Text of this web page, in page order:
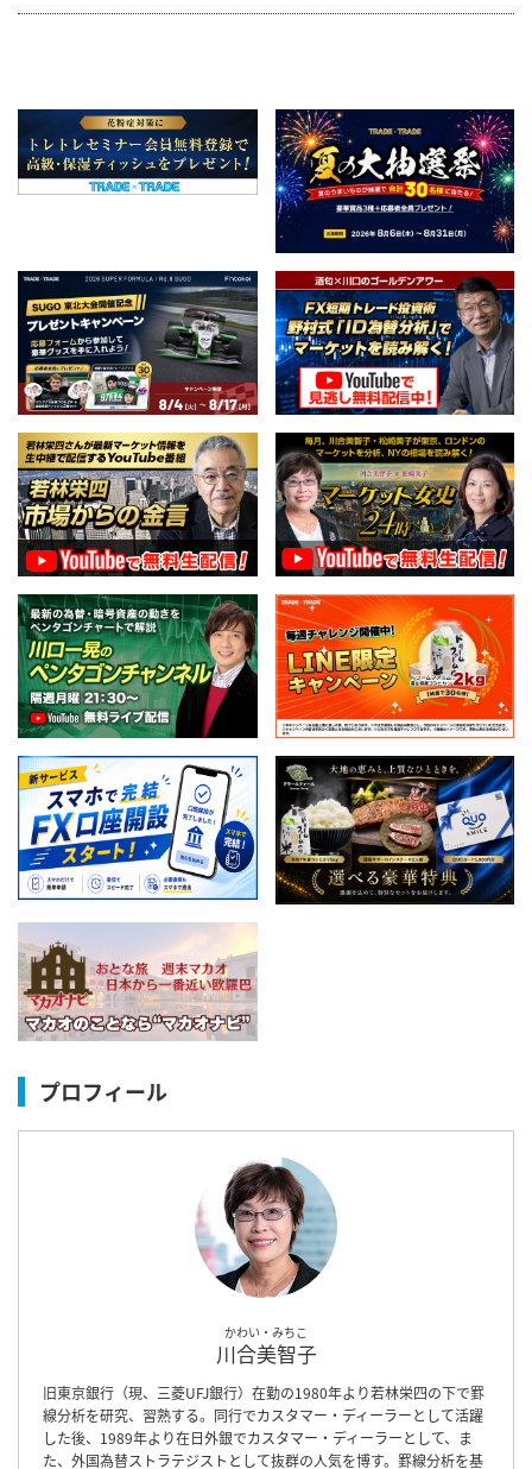
プロフィール
かわい・みちこ
川合美智子
旧東京銀行（現、三菱UFJ銀行）在勤の1980年より若林栄四の下で罫
線分析を研究、習熟する。同行でカスタマー・ディーラーとして活躍
した後、1989年より在日外銀でカスタマー・ディーラーとして、ま
た、外国為替ストラテジストとして抜群の人気を博す。罫線分析を基